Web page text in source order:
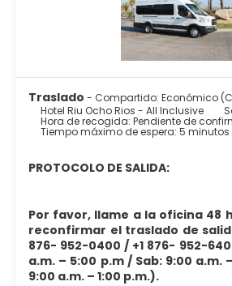
Traslado - Compartido: Económico
Hotel Riu Ocho Rios - All Inclusive
Hora de recogida: Pendiente de
Tiempo máximo de espera: 5 minutos
PROTOCOLO DE SALIDA:
Por favor, llame a la oficina 48
reconfirmar el traslado de
876- 952-0400 / +1 876- 952-
a.m. – 5:00 p.m / Sab: 9:00 a.m.
9:00 a.m. – 1:00 p.m.).